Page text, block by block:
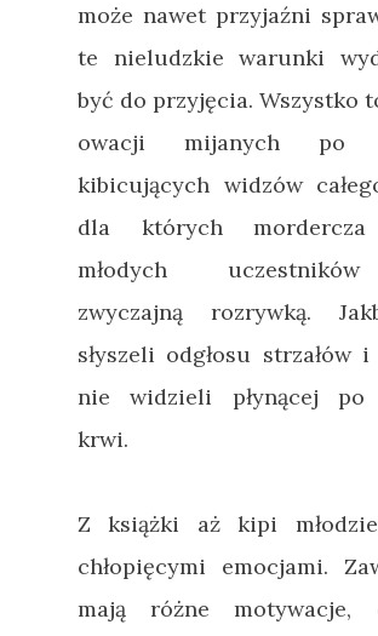
może nawet przyjaźni
te nieludzkie warunki
być do przyjęcia. Wszystko
owacji mijanych po
kibicujących widzów
dla których
młodych
zwyczajną rozrywką.
słyszeli odgłosu strzałów
nie widzieli płynącej po
krwi.
Z książki aż kipi
chłopięcymi emocjami.
mają różne motywacje,